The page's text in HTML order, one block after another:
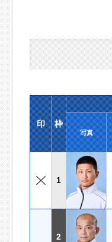
印 枠
写真
1
2